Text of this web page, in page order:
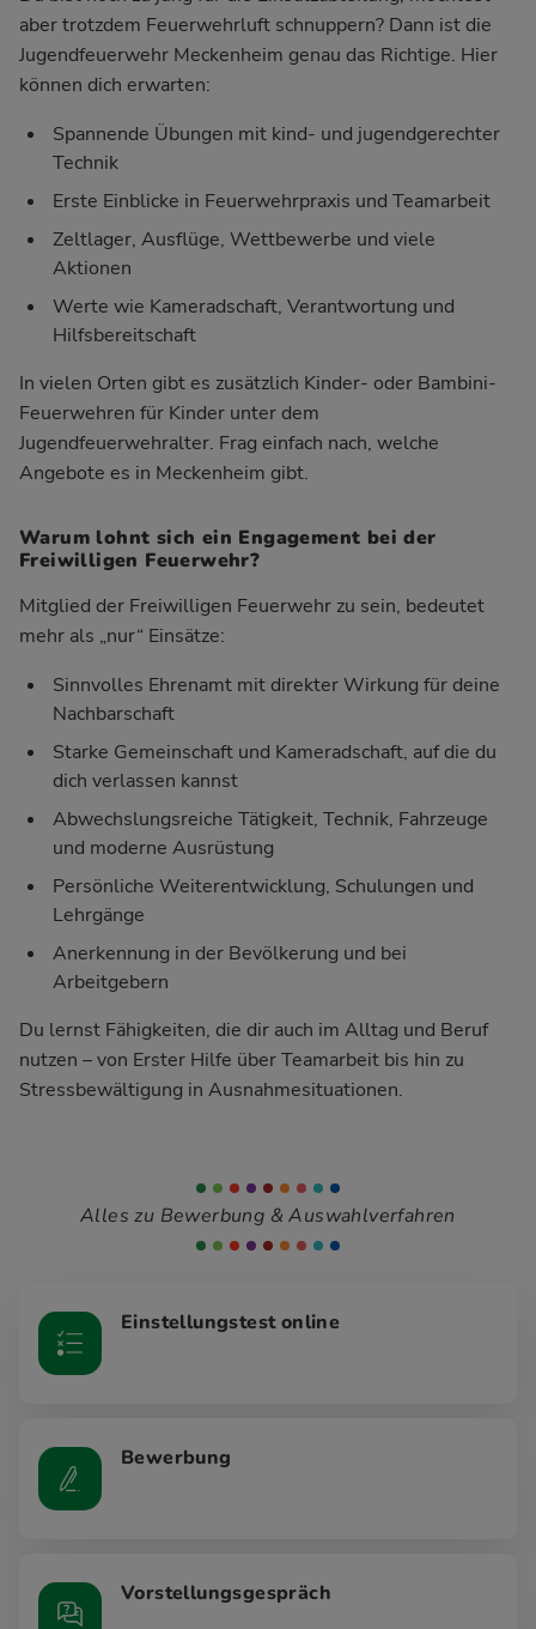
aber trotzdem Feuerwehrluft schnuppern? Dann ist die
Jugendfeuerwehr Meckenheim genau das Richtige. Hier
können dich erwarten:
Spannende Übungen mit kind- und jugendgerechter
Technik
Erste Einblicke in Feuerwehrpraxis und Teamarbeit
Zeltlager, Ausflüge, Wettbewerbe und viele
Aktionen
Werte wie Kameradschaft, Verantwortung und
Hilfsbereitschaft
In vielen Orten gibt es zusätzlich Kinder- oder Bambini-
Feuerwehren für Kinder unter dem
Jugendfeuerwehralter. Frag einfach nach, welche
Angebote es in Meckenheim gibt.
Warum lohnt sich ein Engagement bei der
Freiwilligen Feuerwehr?
Mitglied der Freiwilligen Feuerwehr zu sein, bedeutet
mehr als „nur“ Einsätze:
Sinnvolles Ehrenamt mit direkter Wirkung für deine
Nachbarschaft
Starke Gemeinschaft und Kameradschaft, auf die du
dich verlassen kannst
Abwechslungsreiche Tätigkeit, Technik, Fahrzeuge
und moderne Ausrüstung
Persönliche Weiterentwicklung, Schulungen und
Lehrgänge
Anerkennung in der Bevölkerung und bei
Arbeitgebern
Du lernst Fähigkeiten, die dir auch im Alltag und Beruf
nutzen – von Erster Hilfe über Teamarbeit bis hin zu
Stressbewältigung in Ausnahmesituationen.
Alles zu Bewerbung & Auswahlverfahren
Einstellungstest online
Bewerbung
Vorstellungsgespräch